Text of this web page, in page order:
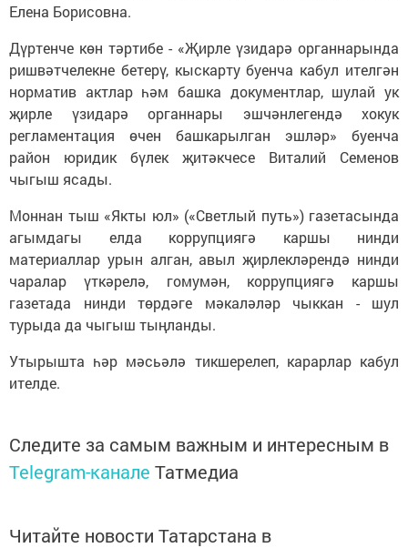
Елена Борисовна.
Дүртенче көн тәртибе - «Җирле үзидарә органнарында
ришвәтчелекне бетерү, кыскарту буенча кабул ителгән
норматив актлар һәм башка документлар, шулай ук
җирле үзидарә органнары эшчәнлегендә хокук
регламентация өчен башкарылган эшләр» буенча
район юридик бүлек җитәкчесе Виталий Семенов
чыгыш ясады.
Моннан тыш «Якты юл» («Светлый путь») газетасында
агымдагы елда коррупциягә каршы нинди
материаллар урын алган, авыл җирлекләрендә нинди
чаралар үткәрелә, гомумән, коррупциягә каршы
газетада нинди төрдәге мәкаләләр чыккан - шул
турыда да чыгыш тыңланды.
Утырышта һәр мәсьәлә тикшерелеп, карарлар кабул
ителде.
Следите за самым важным и интересным в
Telegram-канале Татмедиа
Читайте новости Татарстана в